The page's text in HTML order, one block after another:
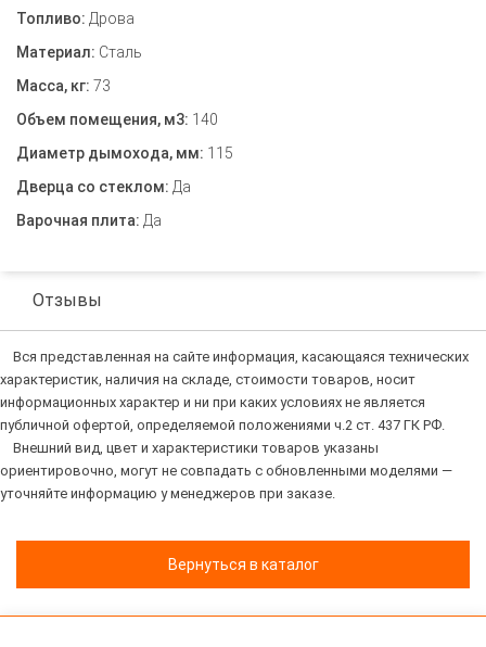
Топливо: Дрова
Материал: Сталь
Масса, кг: 73
Объем помещения, м3: 140
Диаметр дымохода, мм: 115
Дверца со стеклом: Да
Варочная плита: Да
Отзывы
Вся представленная на сайте информация, касающаяся технических
характеристик, наличия на складе, стоимости товаров, носит
информационных характер и ни при каких условиях не является
публичной офертой, определяемой положениями ч.2 ст. 437 ГК РФ.
Внешний вид, цвет и характеристики товаров указаны
ориентировочно, могут не совпадать с обновленными моделями —
уточняйте информацию у менеджеров при заказе.
Вернуться в каталог